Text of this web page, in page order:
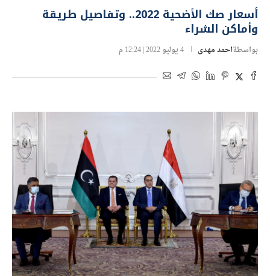
أسعار صك الأضحية 2022.. وتفاصيل طريقة
وأماكن الشراء
بواسطةاحمد مهدى 4 يوليو 2022 | 12:24 م